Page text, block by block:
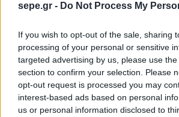
sepe.gr - Do Not Process My
If you wish to opt-out of the sale, sharing
processing of your personal or sensitive
targeted advertising by us, please use
section to confirm your selection. Please
opt-out request is processed you may
interest-based ads based on personal
us or personal information disclosed to
α) στις πωλήσεις, β) στην ανάπτυξη
στο μάρκετινγκ και
2. Εξαγωγικές εταιρίες προϊόντων
από κάθε επιχειρηματικό
δυνητική εξαγωγική δραστηριότητα.